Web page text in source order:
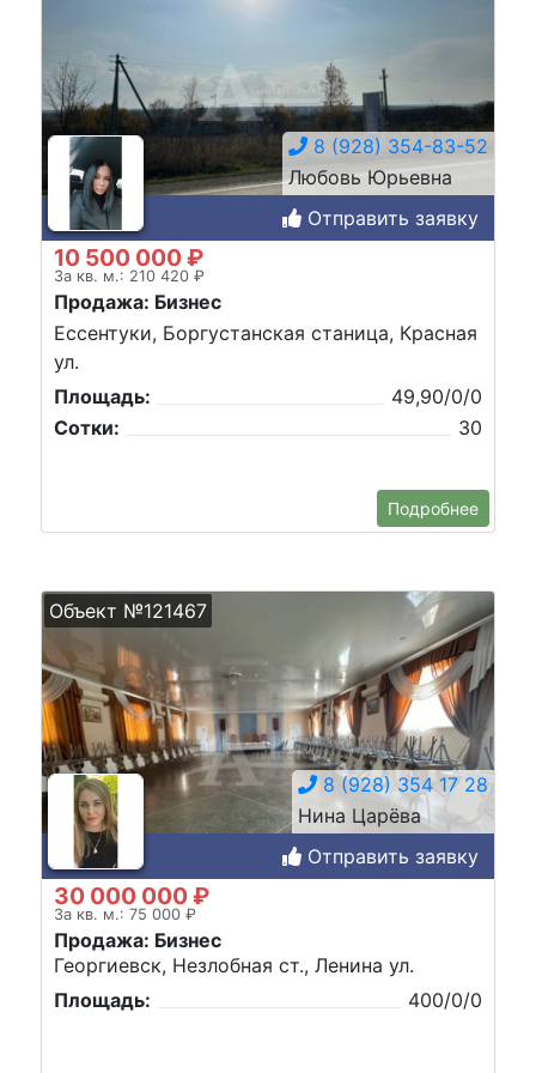
8 (928) 354-83-52
Любовь Юрьевна
Отправить заявку
10 500 000 ₽
За кв. м.: 210 420 ₽
Продажа: Бизнес
Ессентуки, Боргустанская станица, Красная
ул.
Площадь:
49,90/0/0
Сотки:
30
Подробнее
Объект №121467
8 (928) 354 17 28
Нина Царёва
Отправить заявку
30 000 000 ₽
За кв. м.: 75 000 ₽
Продажа: Бизнес
Георгиевск, Незлобная ст., Ленина ул.
Площадь:
400/0/0